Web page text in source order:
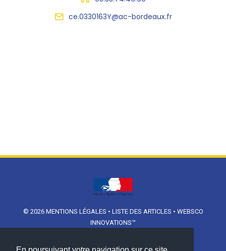
ce.0330163Y@ac-bordeaux.fr
© 2026 MENTIONS LÉGALES • LISTE DES ARTICLES • WEBSCO
INNOVATIONS™